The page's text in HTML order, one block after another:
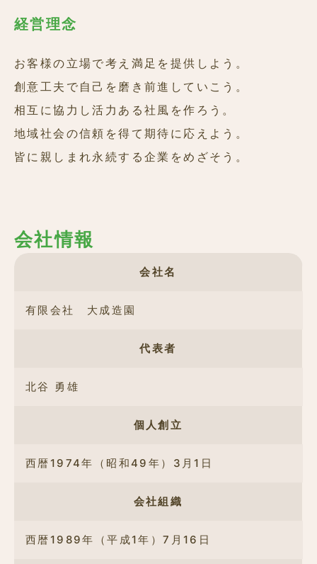
経営理念
お客様の立場で考え満足を提供しよう。
創意工夫で自己を磨き前進していこう。
相互に協力し活力ある社風を作ろう。
地域社会の信頼を得て期待に応えよう。
皆に親しまれ永続する企業をめざそう。
会社情報
会社名
有限会社 大成造園
代表者
北谷 勇雄
個人創立
西暦1974年（昭和49年）3月1日
会社組織
西暦1989年（平成1年）7月16日